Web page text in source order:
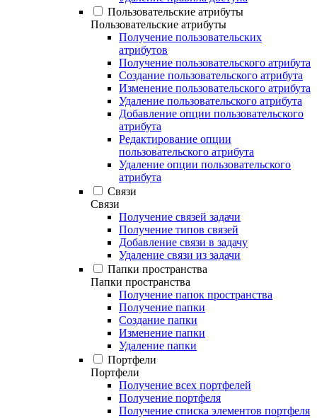
Пользовательские атрибуты
Пользовательские атрибуты
Получение пользовательских
атрибутов
Получение пользовательского атрибута
Создание пользовательского атрибута
Изменение пользовательского атрибута
Удаление пользовательского атрибута
Добавление опции пользовательского
атрибута
Редактирование опции
пользовательского атрибута
Удаление опции пользовательского
атрибута
Связи
Связи
Получение связей задачи
Получение типов связей
Добавление связи в задачу
Удаление связи из задачи
Папки пространства
Папки пространства
Получение папок пространства
Получение папки
Создание папки
Изменение папки
Удаление папки
Портфели
Портфели
Получение всех портфелей
Получение портфеля
Получение списка элементов портфеля